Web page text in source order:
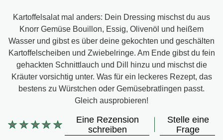
Kartoffelsalat mal anders: Dein Dressing mischst du aus
Knorr Gemüse Bouillon, Essig, Olivenöl und heißem
Wasser und gibst es über deine gekochten und geschälten
Kartoffelscheiben und Zwiebelringe. Am Ende gibst du fein
gehackten Schnittlauch und Dill hinzu und mischst die
Kräuter vorsichtig unter. Was für ein leckeres Rezept, das
bestens zu Würstchen oder Gemüsebratlingen passt.
Gleich ausprobieren!
Keine
Eine Rezension
schreiben
Stelle eine
Frage